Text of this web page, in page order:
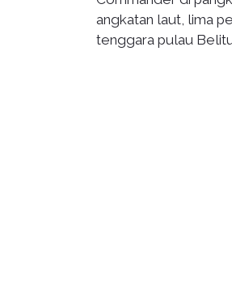
angkatan laut, lima
tenggara pulau